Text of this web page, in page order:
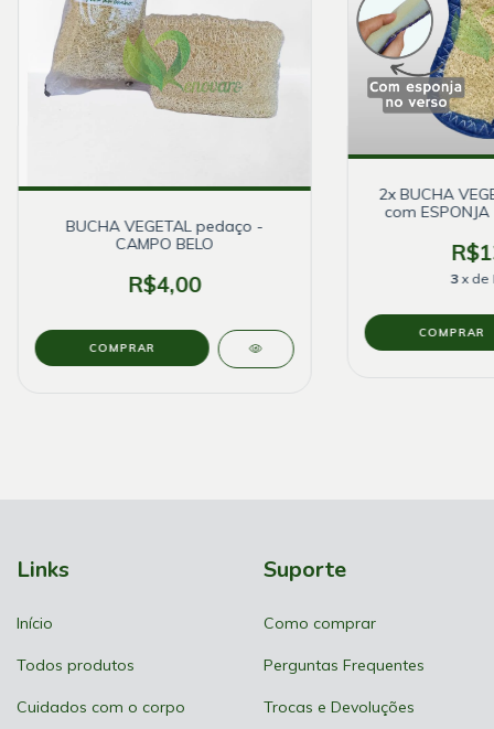
BUCHA VEGETAL pedaço -
CAMPO BELO
R$4,00
2x BUCHA
com
3 x de
Links
Início
Todos produtos
Cuidados com o corpo
Suporte
Como comprar
Perguntas Frequentes
Trocas e Devoluções